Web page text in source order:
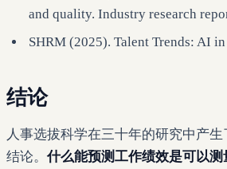
and quality. Industry research
SHRM (2025). Talent Trends: AI
结论
人事选拔科学在三十年的研究中产
结论。什么能预测工作绩效是可以测